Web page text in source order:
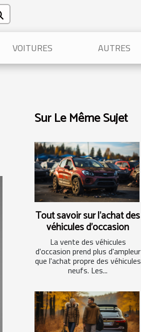
VOITURES AUTRES
Sur Le Même Sujet
Tout savoir sur l'achat des
véhicules d'occasion
La vente des véhicules
d'occasion prend plus d'ampleur
que l'achat propre des véhicules
neufs. Les...